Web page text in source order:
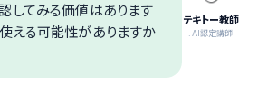
テキトー教師
.AI認定講師
してみる価値はあります
える可能性がありますか